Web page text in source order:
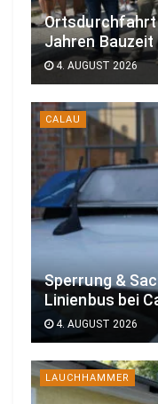
Ortsdurchfahrt
Jahren
4. AUGUST 2026
CALAU
Sperrung &
Linienbus bei
4. AUGUST 2026
LAUCHHAMMER